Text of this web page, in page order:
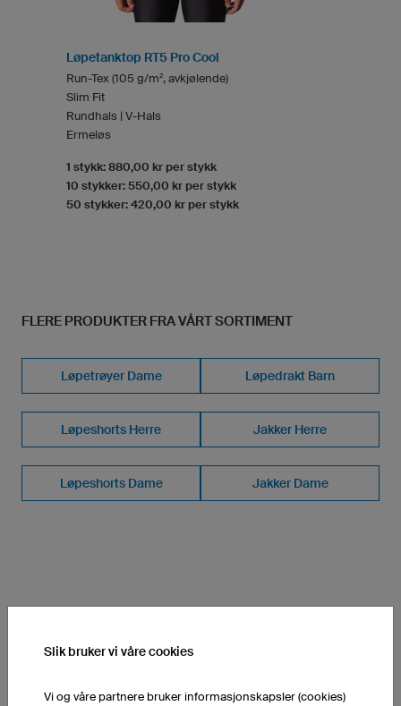
Løpetanktop RT5 Pro Cool
Run-Tex (105 g/m², avkjølende)
Slim Fit
Rundhals | V-Hals
Ermeløs
1 stykk: 880,00 kr per stykk
10 stykker: 550,00 kr per stykk
50 stykker: 420,00 kr per stykk
FLERE PRODUKTER FRA VÅRT SORTIMENT
Løpetrøyer Dame Løpedrakt Barn
Løpeshorts Herre Jakker Herre
Løpeshorts Dame Jakker Dame
Slik bruker vi våre cookies
Vi og våre partnere bruker informasjonskapsler (cookies)